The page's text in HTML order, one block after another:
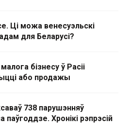
Ці можа венесуэльскі
для Беларусі?
бізнесу ў Расіі
або продажы
738 парушэнняў
паўгоддзе. Хронікі рэпрэсій